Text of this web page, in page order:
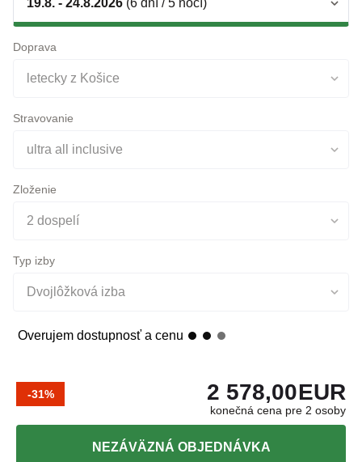
letecky z Košice
Stravovanie
ultra all inclusive
Zloženie
2 dospelí
Typ izby
Dvojlôžková izba
Overujem dostupnosť a cenu
NEZÁVÄZNÁ OBJEDNÁVKA